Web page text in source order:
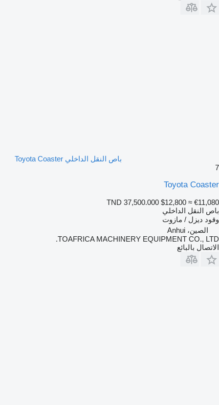
باص النقل الداخلي Toyota Coaster
7
Toyota Coaster
TND 37,500.000 $12,800 ≈ €11,080
باص النقل الداخلي
وقود ديزل / مازوت
الصين، Anhui
TOAFRICA MACHINERY EQUIPMENT CO., LTD.
الاتصال بالبائع